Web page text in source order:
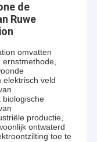
de
Ruwe
omvatten
ernstmethode,
elektrisch veld
biologische
productie,
ontwaterd
toe te